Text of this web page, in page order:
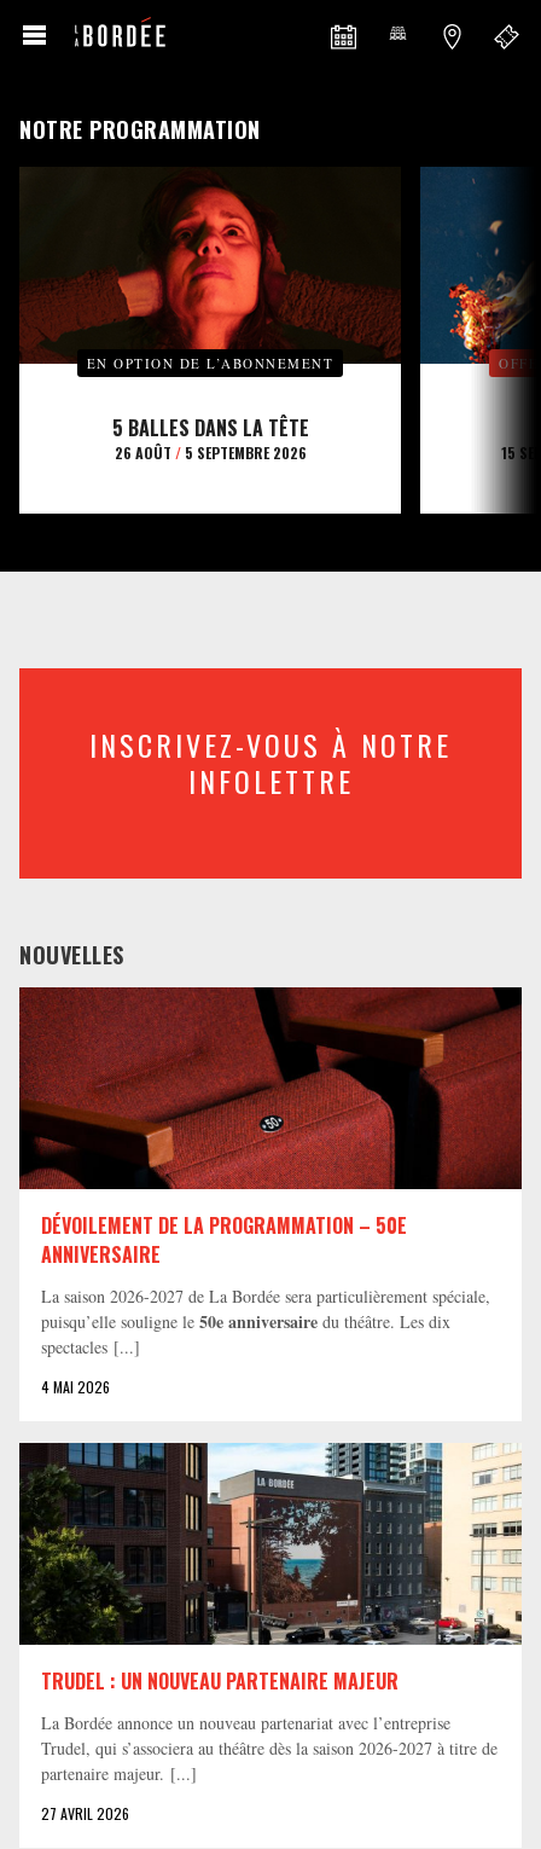
NOTRE PROGRAMMATION
EN OPTION DE L’ABONNEMENT
5 BALLES DANS LA TÊTE
26 AOÛT /5 SEPTEMBRE 2026 15
INSCRIVEZ-VOUS À NOTRE
INFOLETTRE
NOUVELLES
DÉVOILEMENT DE LA PROGRAMMATION – 50E
ANNIVERSAIRE
La saison 2026-2027 de La Bordée sera particulièrement spéciale,
puisqu’elle souligne le 50e anniversaire du théâtre. Les dix
spectacles [...]
4 MAI 2026
TRUDEL : UN NOUVEAU PARTENAIRE MAJEUR
La Bordée annonce un nouveau partenariat avec l’entreprise
Trudel, qui s’associera au théâtre dès la saison 2026-2027 à titre de
partenaire majeur. [...]
27 AVRIL 2026